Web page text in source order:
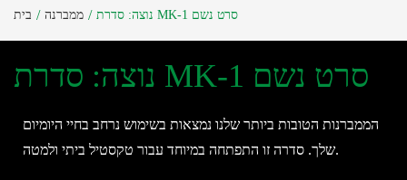
בית ממברנה נוצה: סדרת MK-1 סרט נשם
נוצה: סדרת MK-1 סרט נשם
הממברנות הטובות ביותר שלנו נמצאות בשימוש נרחב בחיי היומיום
שלך. סדרה זו התפתחה במיוחד עבור טקסטיל ביתי ולמטה.